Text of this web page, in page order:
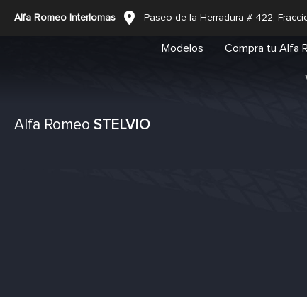
Alfa Romeo Interlomas Paseo de la Herradura # 422,
Modelos Compra tu Alfa
Alfa Romeo STELVIO